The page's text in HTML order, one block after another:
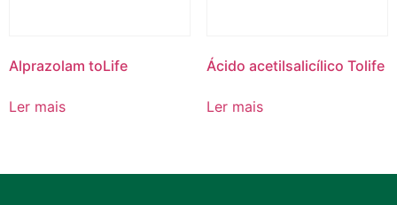
Alprazolam toLife
Ler mais
Ácido acetilsalicílico Tolife
Ler mais